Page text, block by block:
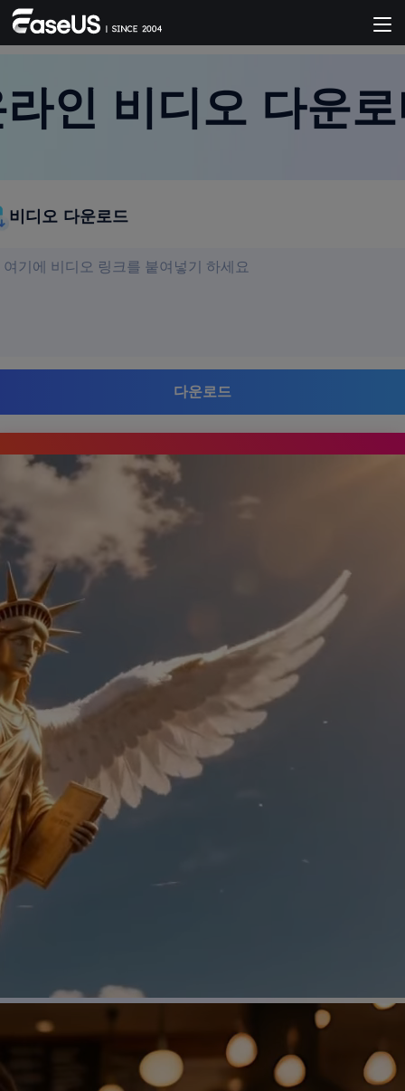
인 비디오 다운
비디오 다운로드
다운로드